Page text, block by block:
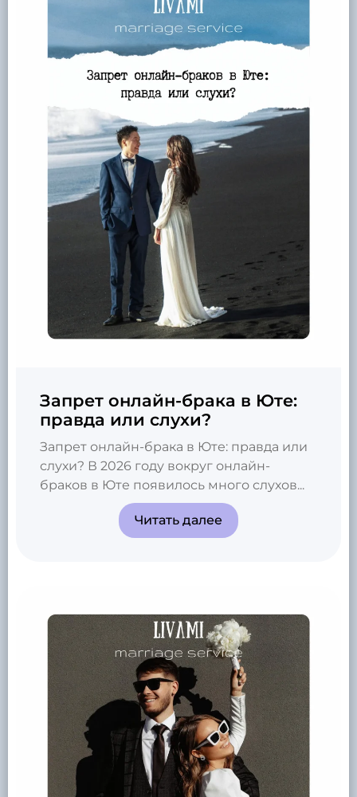
Запрет онлайн-брака в Юте:
правда или слухи?
Запрет онлайн-брака в Юте: правда или
слухи? В 2026 году вокруг онлайн-
браков в Юте появилось много слухов...
Читать далее